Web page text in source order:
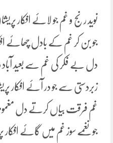
نوید رنج و غم جو لائے افکار
جو بن کر غم کے بادل چھائے
دل بے فکر کی غم سے بعید آباد
زبردستی سے جو در آئے افکار
غم فرقت بیاں کرتے دل
جو نغمے سوز غم میں گائے